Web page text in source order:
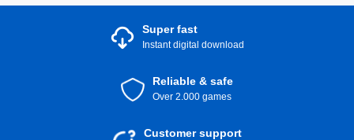
Super fast
Instant digital download
Reliable & safe
Over 2.000 games
Customer support